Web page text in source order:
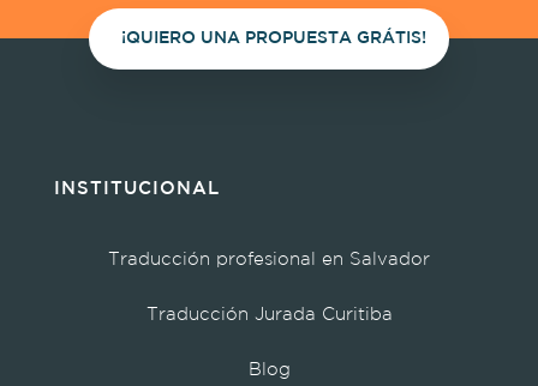
¡QUIERO UNA PROPUESTA GRÁTIS!
INSTITUCIONAL
Traducción profesional en Salvador
Traducción Jurada Curitiba
Blog